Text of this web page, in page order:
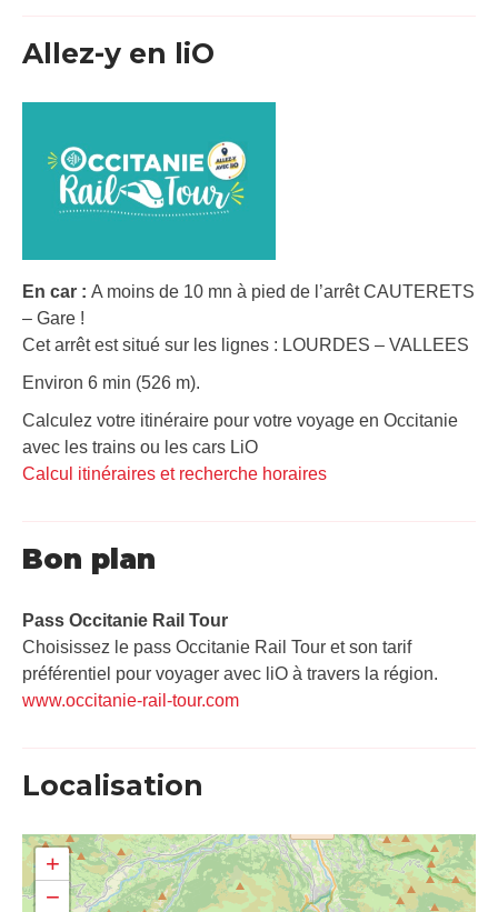
Allez-y en liO
En car : A moins de 10 mn à pied de l’arrêt CAUTERETS
– Gare !
Cet arrêt est situé sur les lignes : LOURDES – VALLEES
Environ 6 min (526 m).
Calculez votre itinéraire pour votre voyage en Occitanie
avec les trains ou les cars LiO
Calcul itinéraires et recherche horaires
Bon plan
Pass Occitanie Rail Tour​
Choisissez le pass Occitanie Rail Tour et son tarif
préférentiel pour voyager avec liO à travers la région.
www.occitanie-rail-tour.com
Localisation
+
−